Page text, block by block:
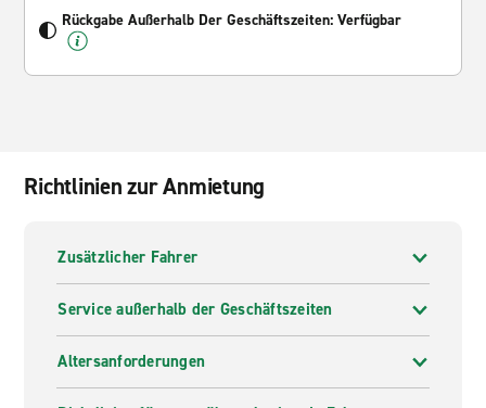
Rückgabe Außerhalb Der Geschäftszeiten: Verfügbar
Richtlinien zur Anmietung
Zusätzlicher Fahrer
Service außerhalb der Geschäftszeiten
Altersanforderungen